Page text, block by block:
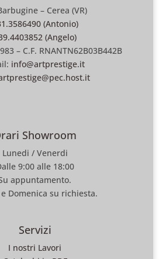
– Cerea (VR)
(Antonio)
(Angelo)
– C.F. RNANTN62B03B442B
info@artprestige.it
Showroom
Lunedi / Venerdi
9:00 alle 18:00
appuntamento.
Domenica su richiesta.
Servizi
I nostri Lavori